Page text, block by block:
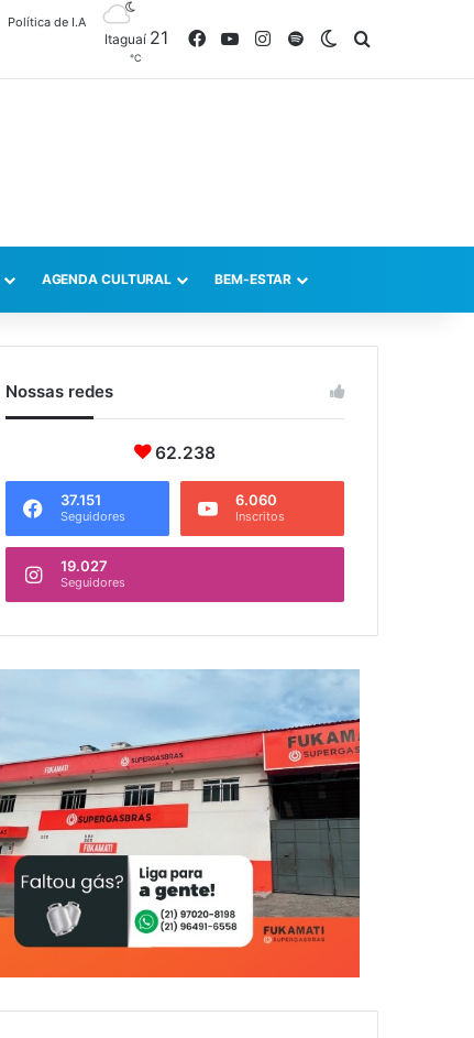
Política de I.A
Itaguaí 21
℃
FacebookYouTubeInstagram
SpotifySwitch skin
AGENDA CULTURAL BEM-ESTAR
Nossas redes
62.238
37.151
Seguidores
6.060
Inscritos
19.027
Seguidores